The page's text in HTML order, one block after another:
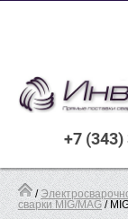
+7
/
сварки MIG/MAG /